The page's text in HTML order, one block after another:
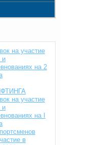
на участие
и
на 2
на участие
и
на I
в